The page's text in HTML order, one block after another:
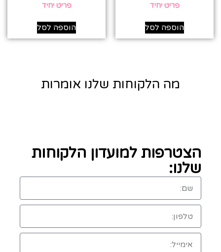
פריט יחיד
הוספה לסל
פריט יחיד
הוספה לסל
מה הלקוחות שלנו אומרות
הצטרפות למועדון הלקוחות
שלנו: